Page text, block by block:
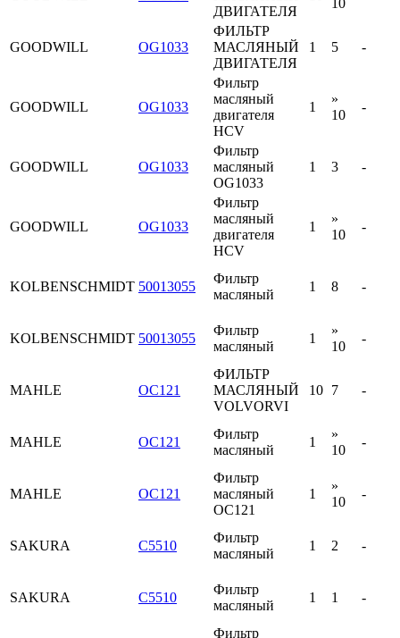
ДВИГАТЕЛЯ
10
GOODWILL OG1033
ФИЛЬТР
МАСЛЯНЫЙ
ДВИГАТЕЛЯ
1 5 -
GOODWILL OG1033
Фильтр
масляный
двигателя
HCV
1
»
10
-
GOODWILL OG1033
Фильтр
масляный
OG1033
1 3 -
GOODWILL OG1033
Фильтр
масляный
двигателя
HCV
1
»
10
-
KOLBENSCHMIDT 50013055
Фильтр
масляный
1 8 -
KOLBENSCHMIDT 50013055
Фильтр
масляный
1
»
10
-
MAHLE OC121
ФИЛЬТР
МАСЛЯНЫЙ
VOLVORVI
10 7 -
MAHLE OC121
Фильтр
масляный
1
»
10
-
MAHLE OC121
Фильтр
масляный
OC121
1
»
10
-
SAKURA C5510
Фильтр
масляный
1 2 -
SAKURA C5510
Фильтр
масляный
1 1 -
Фильтр